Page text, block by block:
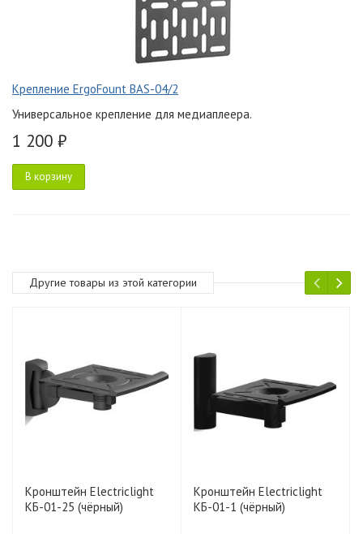
Крепление ErgoFount BAS-04/2
Универсальное крепление для медиаплеера.
1 200 ₽
В корзину
Другие товары из этой категории
Кронштейн Electriclight
КБ-01-25 (чёрный)
Кронштейн Electriclight
КБ-01-1 (чёрный)